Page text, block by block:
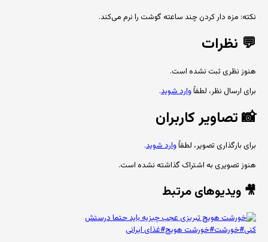
نکته: مزه دار کردن چند ساعته گوشت را نرم می‌کند.
💬 نظرات
هنوز نظری ثبت نشده است.
برای ارسال نظر، لطفاًوارد شوید.
📸تصاویر کاربران
برای بارگذاری تصویر، لطفاًوارد شوید.
هنوز تصویری به اشتراک گذاشته نشده است.
🎥 ویدیوهای مرتبط